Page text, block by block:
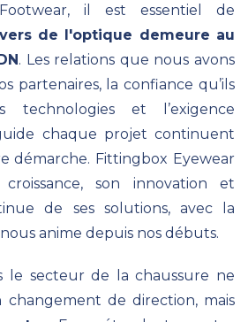
il est essentiel de
de l'optique demeure au
. Les relations que nous avons
partenaires, la confiance qu’ils
technologies et l’exigence
chaque projet continuent
démarche. Fittingbox Eyewear
son innovation et
de ses solutions, avec la
anime depuis nos débuts.
le secteur de la chaussure ne
changement de direction, mais